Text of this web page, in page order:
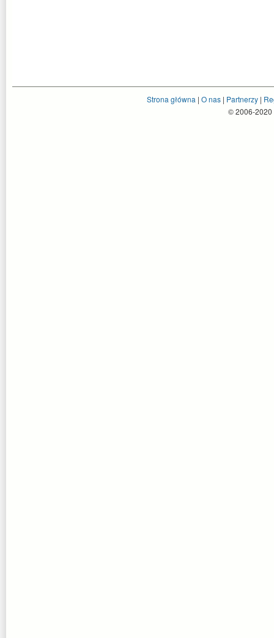
Strona główna | O nas| Partnerzy|
© 2006-2020